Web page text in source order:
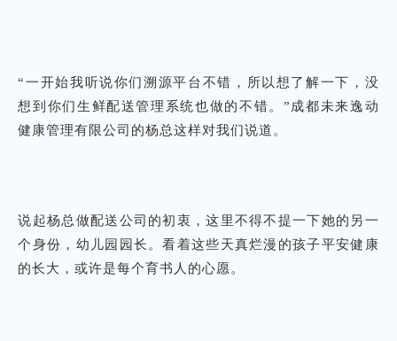
“一开始我听说你们溯源平台不错，所以想了解一下，没
想到你们生鲜配送管理系统也做的不错。”成都未来逸动
健康管理有限公司的杨总这样对我们说道。
说起杨总做配送公司的初衷，这里不得不提一下她的另一
个身份，幼儿园园长。看着这些天真烂漫的孩子平安健康
的长大，或许是每个育书人的心愿。